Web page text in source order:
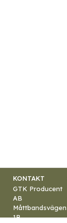
KONTAKT
GTK Producent
AB
Måttbandsvägen
1B